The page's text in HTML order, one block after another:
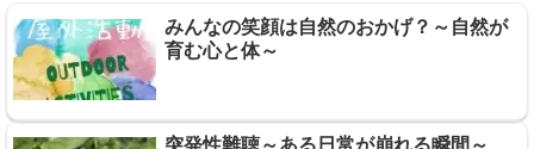
みんなの笑顔は自然のおかげ？～自然が
育む心と体～